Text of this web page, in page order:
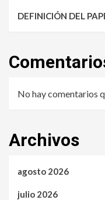
DEFINICIÓN DEL
No hay comentarios
Archivos
agosto 2026
julio 2026